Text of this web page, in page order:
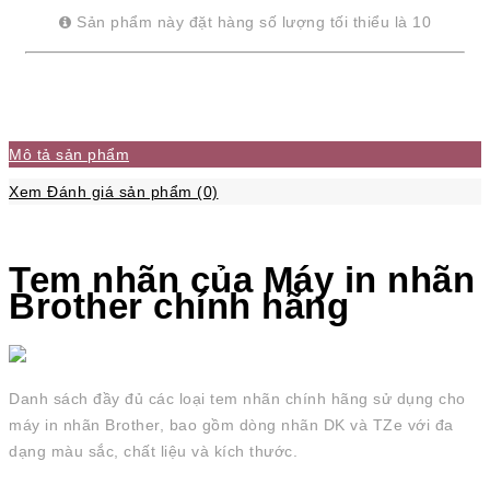
Sản phẩm này đặt hàng số lượng tối thiểu là 10
Mô tả sản phẩm
Xem Đánh giá sản phẩm (0)
Tem nhãn của Máy in nhãn
Brother chính hãng
Danh sách đầy đủ các loại tem nhãn chính hãng sử dụng cho
máy in nhãn Brother, bao gồm dòng nhãn DK và TZe với đa
dạng màu sắc, chất liệu và kích thước.